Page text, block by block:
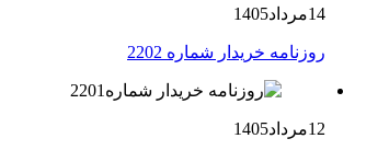
14مرداد1405
روزنامه خریدار شماره 2202
12مرداد1405